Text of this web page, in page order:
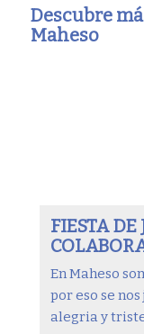
Descubre
Maheso
FIESTA
En Maheso
por eso se
alegria y